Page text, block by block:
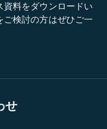
料をダウンロードい
検討の方はぜひご一
せ